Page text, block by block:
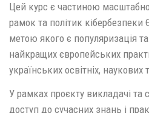
Цей курс є частиною
рамок та політик кібербезпеки
метою якого є популяризація
найкращих європейських
українських освітніх,
У рамках проєкту викладачі та
доступ до сучасних знань і